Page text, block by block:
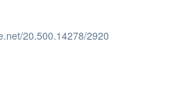
20.500.14278/2920